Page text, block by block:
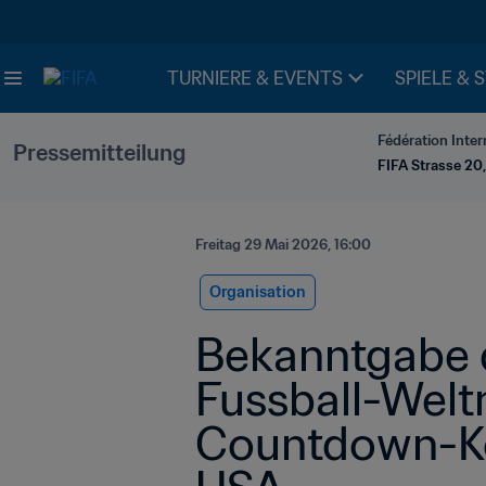
TURNIERE & EVENTS SPIELE &
Pressemitteilung
Fédération
FIFA Strasse
Freitag 29 Mai 2026, 16:00
Organisation
Bekanntgabe
Fussball-
Countdown-